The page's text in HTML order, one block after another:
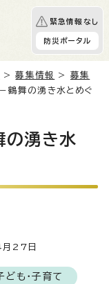
緊急情報なし
防災ポータル
>募集情報 > 募集
鶴舞の湧き水とめぐ
の湧き水
27日
ども・子育て